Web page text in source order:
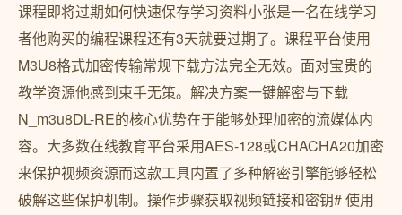
课程即将过期如何快速保存学习资料小张是一名在线学习
者他购买的编程课程还有3天就要过期了。课程平台使用
M3U8格式加密传输常规下载方法完全无效。面对宝贵的
教学资源他感到束手无策。解决方案一键解密与下载
N_m3u8DL-RE的核心优势在于能够处理加密的流媒体内
容。大多数在线教育平台采用AES-128或CHACHA20加密
来保护视频资源而这款工具内置了多种解密引擎能够轻松
破解这些保护机制。操作步骤获取视频链接和密钥# 使用